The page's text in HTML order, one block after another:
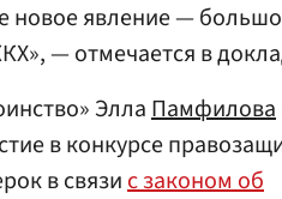
новое явление —
— отмечается в
ЭллаПамфилова
в конкурсе
в связис законом об